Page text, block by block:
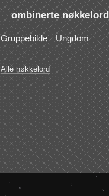
ombinerte nøkkelord
Gruppebilde Ungdom
Alle nøkkelord